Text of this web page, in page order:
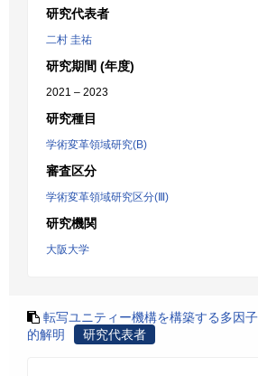
研究代表者
二村 圭祐
研究期間 (年度)
2021 – 2023
研究種目
学術変革領域研究(B)
審査区分
学術変革領域研究区分(Ⅲ)
研究機関
大阪大学
転写ユニティー機構を構築する多因
的解明
研究代表者